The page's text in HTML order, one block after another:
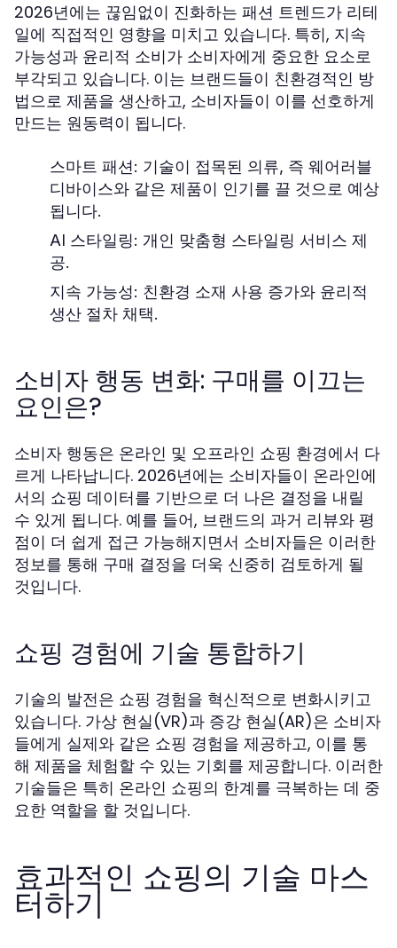
2026년에는 끊임없이 진화하는 패션 트렌드가 리테
일에 직접적인 영향을 미치고 있습니다. 특히, 지속
가능성과 윤리적 소비가 소비자에게 중요한 요소로
부각되고 있습니다. 이는 브랜드들이 친환경적인 방
법으로 제품을 생산하고, 소비자들이 이를 선호하게
만드는 원동력이 됩니다.
스마트 패션: 기술이 접목된 의류, 즉 웨어러블
디바이스와 같은 제품이 인기를 끌 것으로 예상
됩니다.
AI 스타일링: 개인 맞춤형 스타일링 서비스 제
공.
지속 가능성: 친환경 소재 사용 증가와 윤리적
생산 절차 채택.
소비자 행동 변화: 구매를 이끄는
요인은?
소비자 행동은 온라인 및 오프라인 쇼핑 환경에서 다
르게 나타납니다. 2026년에는 소비자들이 온라인에
서의 쇼핑 데이터를 기반으로 더 나은 결정을 내릴
수 있게 됩니다. 예를 들어, 브랜드의 과거 리뷰와 평
점이 더 쉽게 접근 가능해지면서 소비자들은 이러한
정보를 통해 구매 결정을 더욱 신중히 검토하게 될
것입니다.
쇼핑 경험에 기술 통합하기
기술의 발전은 쇼핑 경험을 혁신적으로 변화시키고
있습니다. 가상 현실(VR)과 증강 현실(AR)은 소비자
들에게 실제와 같은 쇼핑 경험을 제공하고, 이를 통
해 제품을 체험할 수 있는 기회를 제공합니다. 이러한
기술들은 특히 온라인 쇼핑의 한계를 극복하는 데 중
요한 역할을 할 것입니다.
효과적인 쇼핑의 기술 마스
터하기